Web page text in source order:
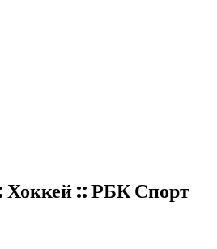
Хоккей :: РБК Спорт